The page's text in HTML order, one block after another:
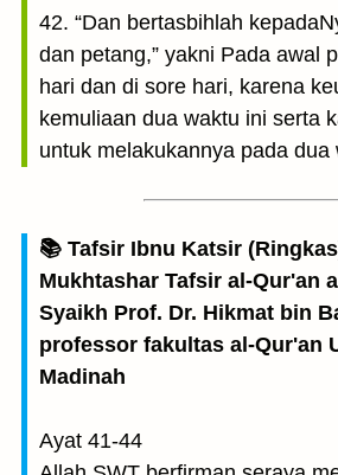
42. “Dan bertasbihlah
dan petang,” yakni Pada awal
hari dan di sore hari, karena
kemuliaan dua waktu ini serta
untuk melakukannya pada dua
📚 Tafsir Ibnu Katsir
Mukhtashar Tafsir al-Qur'an
Syaikh Prof. Dr. Hikmat bin
professor fakultas al-Qur'an
Madinah
Ayat 41-44